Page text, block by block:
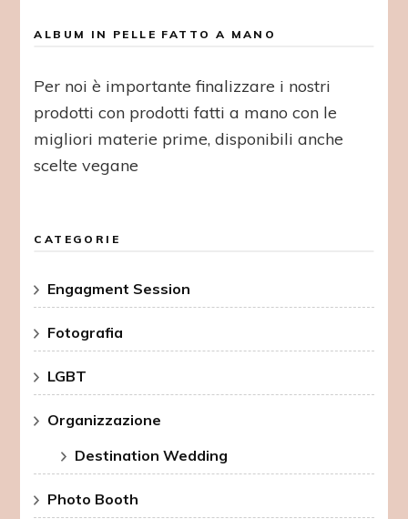
ALBUM IN PELLE FATTO A MANO
Per noi è importante finalizzare i nostri
prodotti con prodotti fatti a mano con le
migliori materie prime, disponibili anche
scelte vegane
CATEGORIE
Engagment Session
Fotografia
LGBT
Organizzazione
Destination Wedding
Photo Booth